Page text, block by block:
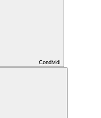
Condividi